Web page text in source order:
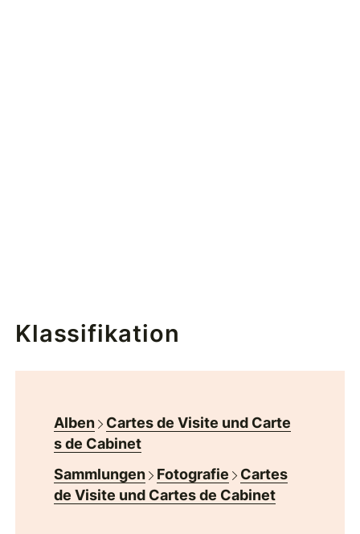
Klassifikation
Alben
Cartes de Visite und Carte
s de Cabinet
Sammlungen
Fotografie
Cartes
de Visite und Cartes de Cabinet